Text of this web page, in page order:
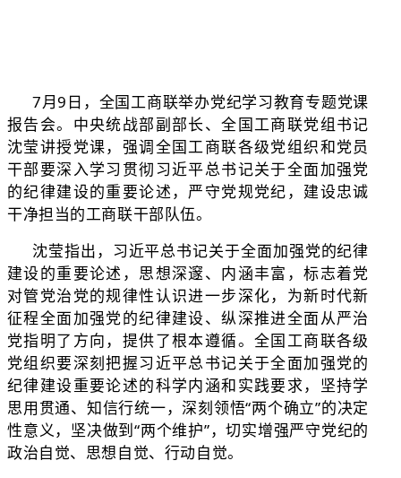
7月9日，全国工商联举办党纪学习教育专题党课
报告会。中央统战部副部长、全国工商联党组书记
沈莹讲授党课，强调全国工商联各级党组织和党员
干部要深入学习贯彻习近平总书记关于全面加强党
的纪律建设的重要论述，严守党规党纪，建设忠诚
干净担当的工商联干部队伍。
沈莹指出，习近平总书记关于全面加强党的纪律
建设的重要论述，思想深邃、内涵丰富，标志着党
对管党治党的规律性认识进一步深化，为新时代新
征程全面加强党的纪律建设、纵深推进全面从严治
党指明了方向，提供了根本遵循。全国工商联各级
党组织要深刻把握习近平总书记关于全面加强党的
纪律建设重要论述的科学内涵和实践要求，坚持学
思用贯通、知信行统一，深刻领悟“两个确立”的决定
性意义，坚决做到“两个维护”，切实增强严守党纪的
政治自觉、思想自觉、行动自觉。